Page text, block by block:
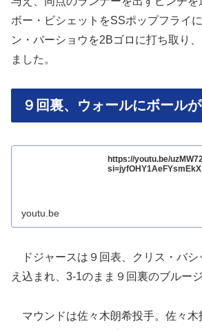
ボー・ビシェットをSSポップフライ
ン・バーショウを2Bゴロに打ち取り
ました。
９回裏、ウォールにボール
https://youtu.be/
si=jyfOHY1AeFYsmEkX
youtu.be
ドジャースは９回表、クリス・バシ
え込まれ、3-1のまま９回裏のブルー
マウンドは佐々木朗希投手。佐々木